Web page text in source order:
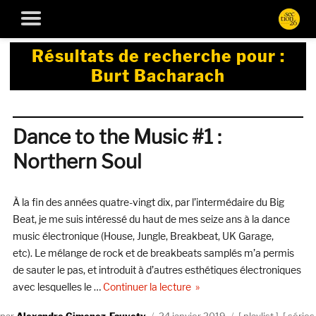
Résultats de recherche pour :
Burt Bacharach
Dance to the Music #1 :
Northern Soul
À la fin des années quatre-vingt dix, par l’intermédaire du Big
Beat, je me suis intéressé du haut de mes seize ans à la dance
music électronique (House, Jungle, Breakbeat, UK Garage,
etc). Le mélange de rock et de breakbeats samplés m’a permis
de sauter le pas, et introduit à d’autres esthétiques électroniques
avec lesquelles le … Continuer la lecturede « Dance to the Music #1